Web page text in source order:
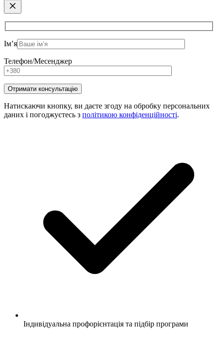
Ім’я
Телефон/Месенджер
Натискаючи кнопку, ви даєте згоду на обробку персональних
даних і погоджуєтесь з політикою конфіденційності.
Індивідуальна профорієнтація та підбір програми